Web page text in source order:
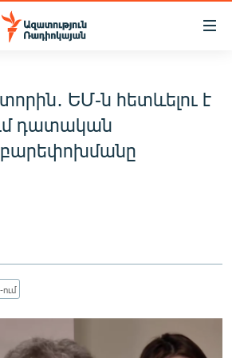
ԵՄ-ն հետևելու է
դատական